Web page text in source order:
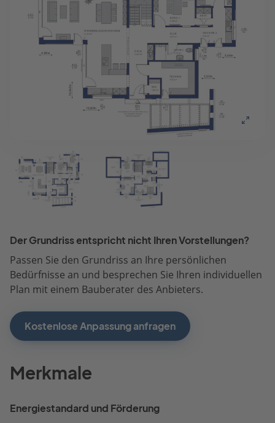
Der Grundriss entspricht nicht Ihren Vorstellungen?
Passen Sie den Grundriss an Ihre persönlichen
Bedürfnisse an und besprechen Sie Ihren individuellen
Plan mit einem Bauberater des Anbieters.
Kostenlose Anpassung anfragen
Merkmale
Energiestandard und Förderung